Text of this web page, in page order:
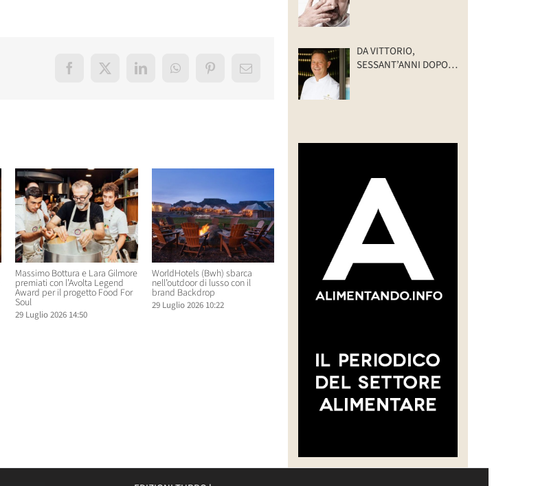
Facebook
X LinkedInWhatsAppPinterestEmail
Massimo Bottura e Lara Gilmore
premiati con l’Avolta Legend
Award per il progetto Food For
Soul
29 Luglio 2026 14:50
WorldHotels (Bwh) sbarca
nell’outdoor di lusso con il
brand Backdrop
29 Luglio 2026 10:22
“CREARE UNA FILIERA DELLA
CARNE SELVATICA TRACCIABILE
E SOSTENIBILE”
Massimo Bottura e Lara
premiati con l’Avolta Legend
Award per il progetto Food
Soul
DA VITTORIO,
SESSANT’ANNI DOPO: